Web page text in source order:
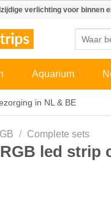
verlichting voor binnen
Aquarium
in NL & BE
/ Complete sets
led strip